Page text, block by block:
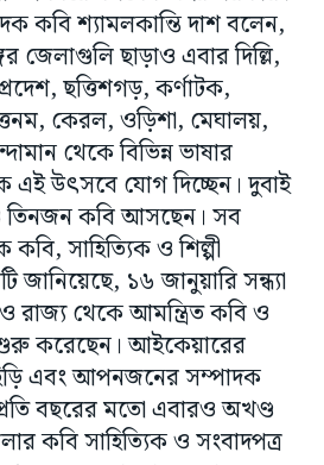
কবি শ্যামলকান্তি দাশ বলেন,
জেলাগুলি ছাড়াও এবার দিল্লি,
ছত্তিশগড়, কর্ণাটক,
কেরল, ওড়িশা, মেঘালয়,
থেকে বিভিন্ন ভাষার
এই উৎসবে যোগ দিচ্ছেন। দুবাই
কবি আসছেন। সব
সাহিত্যিক ও শিল্পী
জানিয়েছে, ১৬ জানুয়ারি সন্ধ্যা
রাজ্য থেকে আমন্ত্রিত কবি ও
করেছেন। আইকেয়ারের
এবং আপনজনের সম্পাদক
বছরের মতো এবারও অখণ্ড
কবি সাহিত্যিক ও সংবাদপত্র